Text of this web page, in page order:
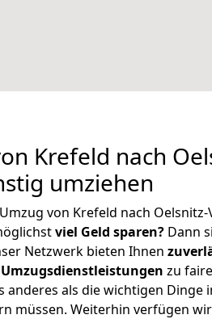
Krefeld nach
umziehen
von Krefeld nach
viel Geld sparen? Dann
Netzwerk bieten Ihnen
zu
anderes als die wichtigen Dinge
müssen. Weiterhin verfügen